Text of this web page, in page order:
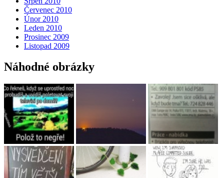
Červenec 2010
Únor 2010
Leden 2010
Prosinec 2009
Listopad 2009
Náhodné obrázky